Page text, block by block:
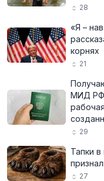
28
«Я –
корнях
21
МИД РФ
29
Тапки
27